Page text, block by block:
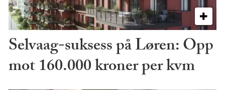
Selvaag-suksess på Løren: Opp
mot 160.000 kroner per kvm